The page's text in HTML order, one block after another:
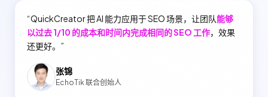
“QuickCreator 把 AI 能力应用于 SEO 场景，让团队能够
以过去 1/10 的成本和时间内完成相同的 SEO 工作，效果
还更好。 ”
张锦
EchoTik 联合创始人